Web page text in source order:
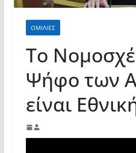
ΟΜΙΛΙΕΣ
Το
Ψήφο των
είναι